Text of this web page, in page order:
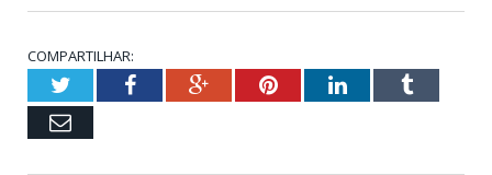
COMPARTILHAR:
TwitterFacebookGoogle+PinterestLinkedInTumblr
Email